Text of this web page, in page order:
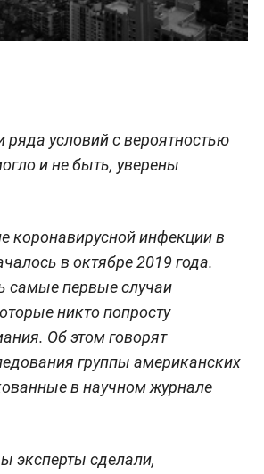
условий с вероятностью
и не быть, уверены
коронавирусной инфекции в
в октябре 2019 года.
самые первые случаи
никто попросту
Об этом говорят
группы американских
в научном журнале
эксперты сделали,